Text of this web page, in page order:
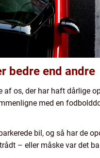
bedre end andre
os, der har haft dårlige
med en
bil, og så har de
– eller måske var det